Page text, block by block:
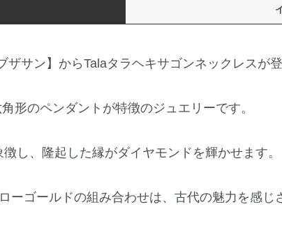
サン】からTalaタラヘキサゴンネックレスが登
形のペンダントが特徴のジュエリーです。
し、隆起した縁がダイヤモンドを輝かせます。
ーゴールドの組み合わせは、古代の魅力を感じ